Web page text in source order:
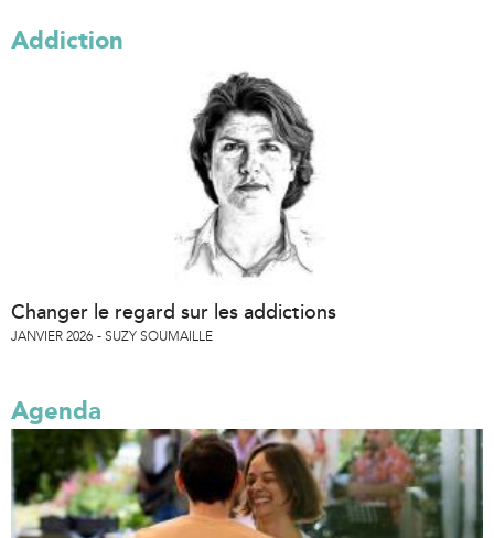
Addiction
Changer le regard sur les addictions
JANVIER 2026 SUZY SOUMAILLE
Agenda